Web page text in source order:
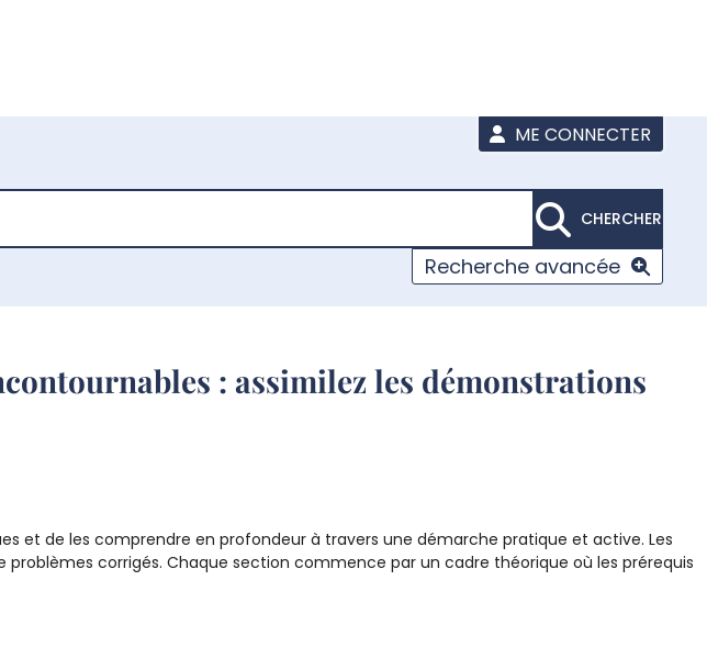
ME CONNECTER
CHERCHER
Recherche avancée
: assimilez les démonstrations
et de les comprendre en profondeur à travers une démarche pratique et active. Les
corrigés. Chaque section commence par un cadre théorique où les prérequis